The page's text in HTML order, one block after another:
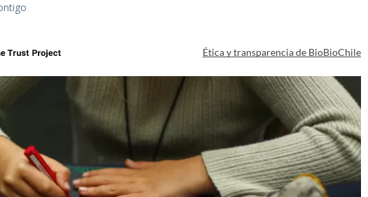
Ética y transparencia de BioBioChile